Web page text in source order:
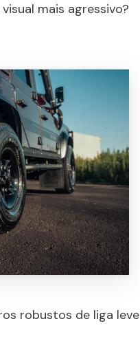
mais agressivo?
robustos de liga leve